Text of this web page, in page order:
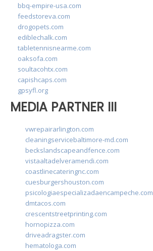
bbq-empire-usa.com
feedstoreva.com
drogopets.com
ediblechalk.com
tabletennisnearme.com
oaksofa.com
soultacohtx.com
capishcaps.com
gpsyfl.org
MEDIA PARTNER III
vwrepairarlington.com
cleaningservicebaltimore-md.com
beckslandscapeandfence.com
vistaaltadelveramendi.com
coastlinecateringnc.com
cuesburgershouston.com
psicologiaespecializadaencampeche.com
dmtacos.com
crescentstreetprinting.com
hornopizza.com
driveadragster.com
hematologa.com